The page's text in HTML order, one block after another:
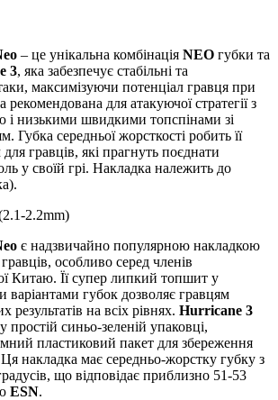
– це унікальна комбінація NEO губки та
3, яка забезпечує стабільні та
максимізуючи потенціал гравця при
для атакуючої стратегії з
і низькими швидкими топспінами зі
Губка середньої жорсткості робить її
гравців, які прагнуть поєднати
у своїй грі. Накладка належить до
2.2mm)
є надзвичайно популярною накладкою
особливо серед членів
Китаю. Її супер липкий топшит у
варіантами губок дозволяє гравцям
результатів на всіх рівнях. Hurricane 3
простій синьо-зеленій упаковці,
пластиковий пакет для збереження
накладка має середньо-жорстку губку з
що відповідає приблизно 51-53
ESN.